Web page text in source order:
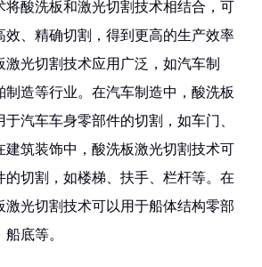
将酸洗板和激光切割技术相结合，可
效、精确切割，得到更高的生产效率
光切割技术应用广泛，如汽车制
制造等行业。在汽车制造中，酸洗板
汽车车身零部件的切割，如车门、
建筑装饰中，酸洗板激光切割技术可
的切割，如楼梯、扶手、栏杆等。在
激光切割技术可以用于船体结构零部
底等。